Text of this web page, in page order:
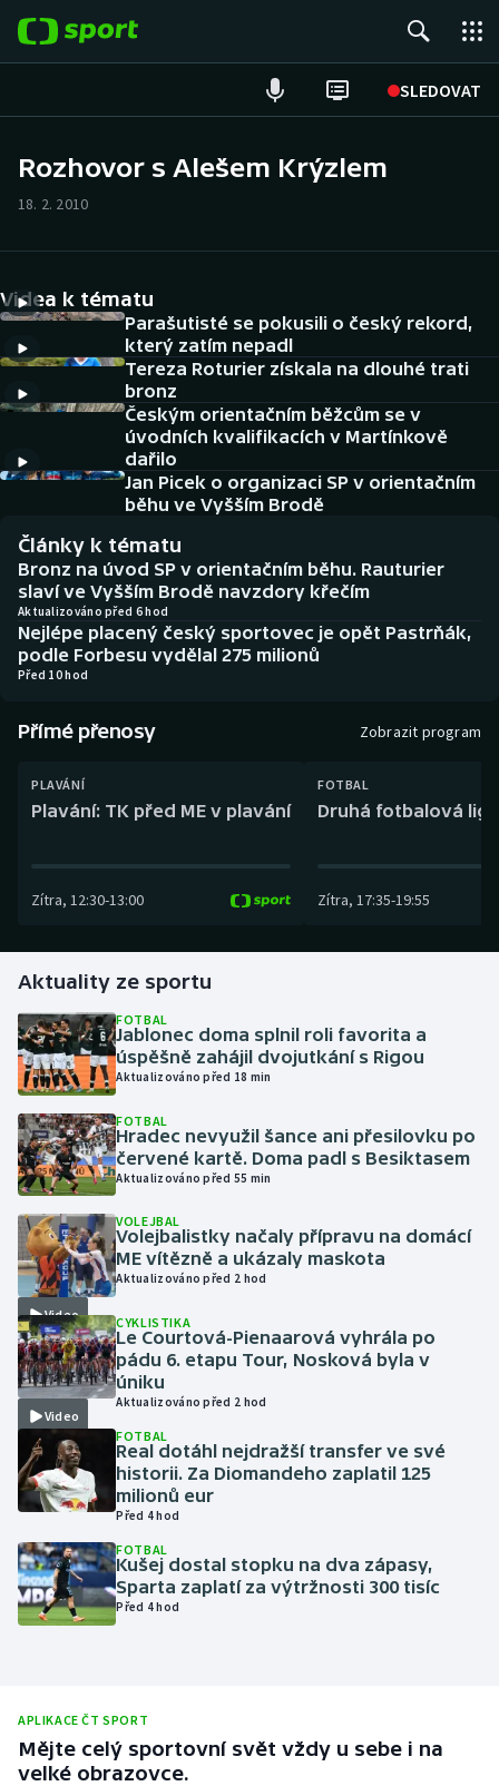
SLEDOVAT
Hokej
Tenis
Atletika
Cyklistika
DALŠÍ SPORTY
Americký fotbal
Baseball a softbal
Basketbal
Biatlon
Boby a skeleton
Box
Curling
Florbal
Golf
Gymnastika
Házená
Jezdectví
Judo
Krasobruslení
Lezení
Lyže a snowboard
Moderní pětiboj
Motorsport
Parasport
Ragby
NEPŘEHLÉDNĚTE
Historické návraty
Aplikace ČT sport
AZ kvíz
Rozhovor s Alešem Krýzlem
18. 2. 2010
Videa k tématu
Parašutisté se pokusili o český rekord,
který zatím nepadl
Tereza Roturier získala na dlouhé trati
bronz
Českým orientačním běžcům se v
úvodních kvalifikacích v Martínkově
dařilo
Jan Picek o organizaci SP v orientačním
běhu ve Vyšším Brodě
Články k tématu
Bronz na úvod SP v orientačním běhu. Rauturier
slaví ve Vyšším Brodě navzdory křečím
Aktualizováno před 6 hod
Nejlépe placený český sportovec je opět Pastrňák,
podle Forbesu vydělal 275 milionů
Před 10 hod
Přímé přenosy Zobrazit program
PLAVÁNÍ
Plavání: TK před ME v plavání
Zítra, 12:30-13:00
FOTBAL
Druhá fotbalová
Zítra, 17:35-19:55
Aktuality ze sportu
FOTBAL
Jablonec doma splnil roli favorita a
úspěšně zahájil dvojutkání s Rigou
Aktualizováno před 18 min
FOTBAL
Hradec nevyužil šance ani přesilovku po
červené kartě. Doma padl s Besiktasem
Aktualizováno před 55 min
Video
VOLEJBAL
Volejbalistky načaly přípravu na domácí
ME vítězně a ukázaly maskota
Aktualizováno před 2 hod
Video
CYKLISTIKA
Le Courtová-Pienaarová vyhrála po
pádu 6. etapu Tour, Nosková byla v
úniku
Aktualizováno před 2 hod
FOTBAL
Real dotáhl nejdražší transfer ve své
historii. Za Diomandeho zaplatil 125
milionů eur
Před 4 hod
FOTBAL
Kušej dostal stopku na dva zápasy,
Sparta zaplatí za výtržnosti 300 tisíc
Před 4 hod
APLIKACE ČT SPORT
Mějte celý sportovní svět vždy u sebe i na
velké obrazovce.